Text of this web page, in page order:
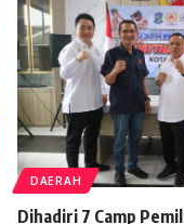
DAERAH
Dihadiri 7 Camp